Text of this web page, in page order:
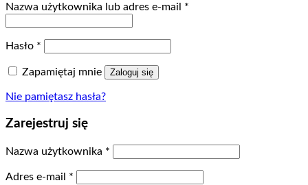
Nazwa użytkownika lub adres e-mail *
Hasło *
Zapamiętaj mnie Zaloguj się
Nie pamiętasz hasła?
Zarejestruj się
Nazwa użytkownika *
Adres e-mail *